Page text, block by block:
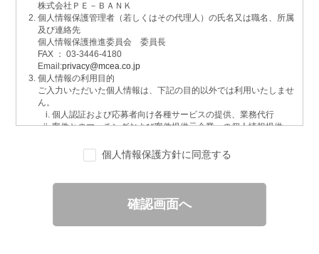
株式会社ＰＥ－ＢＡＮＫ
個人情報保護管理者（若しくはその代理人）の氏名又は職名、所属
及び連絡先
個人情報保護推進委員会 委員長
FAX ： 03-3446-4180
Email:privacy@mcea.co.jp
個人情報の利用目的
ご入力いただいた個人情報は、下記の目的以外では利用いたしませ
ん。
個人認証および応募者向け各種サービスの提供、業務代行
案件とのマッチングおよび案件提供元企業への個人情報提供
サービスに関するご意見、お問い合わせへの回答
ご要望の分析、各種統計データの算出と分析
当社運営のウェブサイト訪問前にクリックされている広告の情
報（クリック日や広告掲載サイトなど）を取得のうえ、情報と
照合して広告効果を測定
個人情報の第三者提供について
個人情報保護方針に同意する
確認画面へ